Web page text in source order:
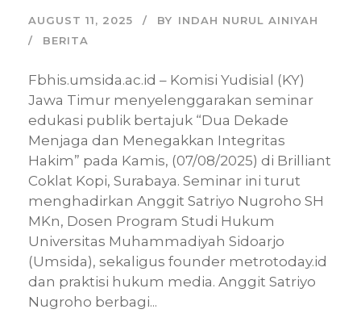
AUGUST 11, 2025 BY INDAH NURUL AINIYAH
BERITA
Fbhis.umsida.ac.id – Komisi Yudisial (KY)
Jawa Timur menyelenggarakan seminar
edukasi publik bertajuk “Dua Dekade
Menjaga dan Menegakkan Integritas
Hakim” pada Kamis, (07/08/2025) di Brilliant
Coklat Kopi, Surabaya. Seminar ini turut
menghadirkan Anggit Satriyo Nugroho SH
MKn, Dosen Program Studi Hukum
Universitas Muhammadiyah Sidoarjo
(Umsida), sekaligus founder metrotoday.id
dan praktisi hukum media. Anggit Satriyo
Nugroho berbagi...